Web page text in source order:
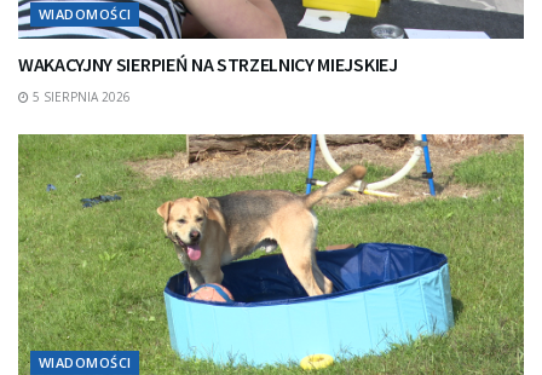
WIADOMOŚCI
WAKACYJNY SIERPIEŃ NA STRZELNICY MIEJSKIEJ
5 SIERPNIA 2026
WIADOMOŚCI